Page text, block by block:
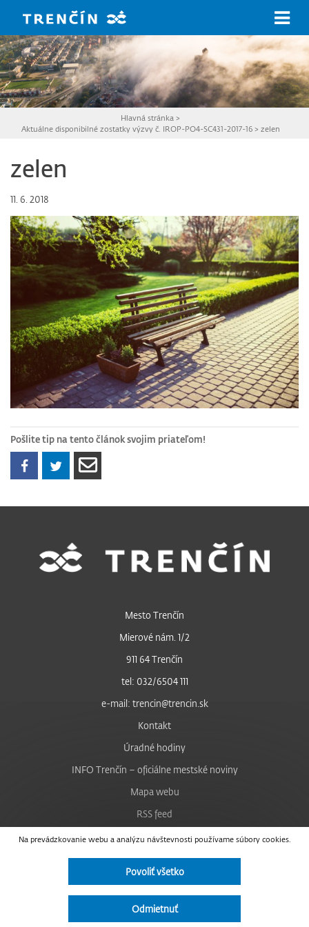
Hlavná stránka >
Aktuálne disponibilné zostatky výzvy č. IROP-PO4-SC431-2017-16> zelen
zelen
11. 6. 2018
Pošlite tip na tento článok svojim priateľom!
Na prevádzkovanie webu a analýzu návštevnosti používame súbory cookies.
Povoliť všetko
Odmietnuť
Mesto Trenčín
Mierové nám. 1/2
911 64 Trenčín
tel: 032/6504 111
e-mail: trencin@trencin.sk
Kontakt
Úradné hodiny
INFO Trenčín – oficiálne mestské noviny
Mapa webu
RSS feed
Nastavenie cookies
Facebook
Instagram
Vyhlásenie o prístupnosti